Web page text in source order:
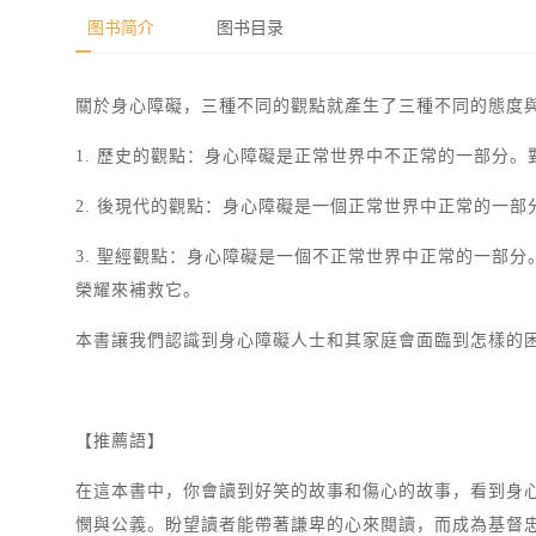
图书简介 图书目录
關於身心障礙，三種不同的觀點就產生了三種不同的態度
1. 歷史的觀點：身心障礙是正常世界中不正常的一部分
2. 後現代的觀點：身心障礙是一個正常世界中正常的一
3. 聖經觀點：身心障礙是一個不正常世界中正常的一部
榮耀來補救它。
本書讓我們認識到身心障礙人士和其家庭會面臨到怎樣
【推薦語】
在這本書中，你會讀到好笑的故事和傷心的故事，看到
憫與公義。盼望讀者能帶著謙卑的心來閱讀，而成為基